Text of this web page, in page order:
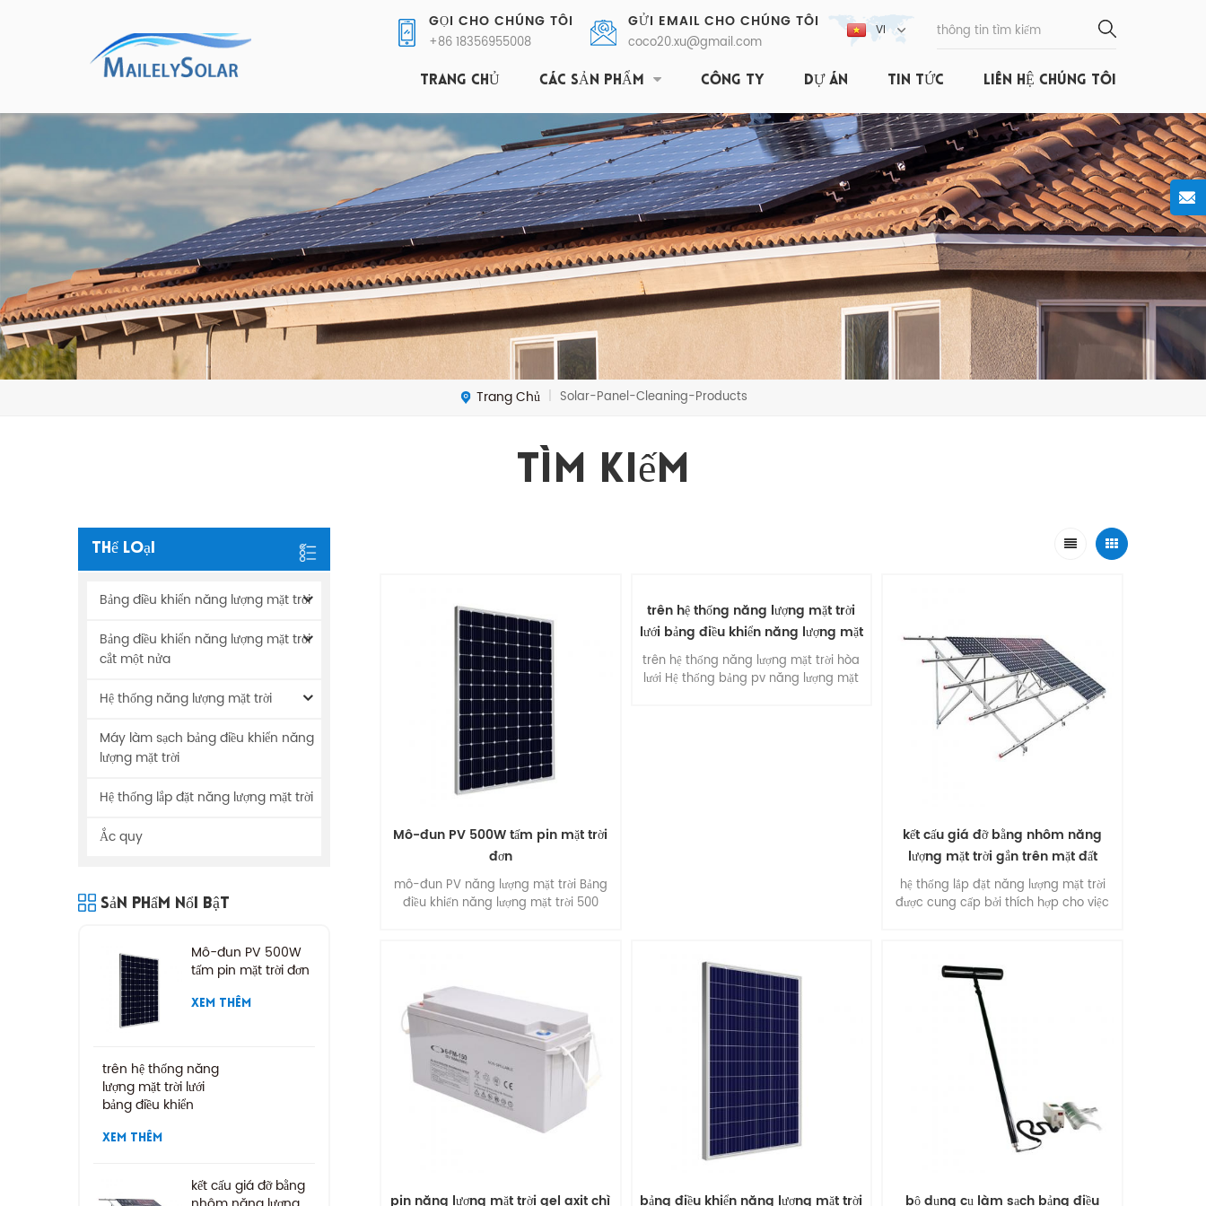
VI
GỌI CHO CHÚNG TÔI
+86 18356955008
GỬI EMAIL CHO CHÚNG TÔI
coco20.xu@gmail.com
TRANG CHỦ CÁC SẢN PHẨM CÔNG TY DỰ ÁN TIN TỨC LIÊN HỆ CHÚNG TÔI
Trang Chủ | Solar-Panel-Cleaning-Products
Tìm Kiếm
Thể Loại
Bảng điều khiển năng lượng mặt trời
Bảng điều khiển năng lượng mặt trời
cắt một nửa
Hệ thống năng lượng mặt trời
Máy làm sạch bảng điều khiển năng
lượng mặt trời
Hệ thống lắp đặt năng lượng mặt trời
Ắc quy
Sản Phẩm Nổi Bật
Mô-đun PV 500W
tấm pin mặt trời đơn
XEM THÊM
trên hệ thống năng
lượng mặt trời lưới
bảng điều khiển
XEM THÊM
kết cấu giá đỡ bằng
Mô-đun PV 500W tấm pin mặt trời
đơn
mô-đun PV năng lượng mặt trời Bảng
điều khiển năng lượng mặt trời 500
trên hệ thống năng lượng mặt trời
lưới bảng điều khiển năng lượng mặt
trời
trên hệ thống năng lượng mặt trời hòa
lưới Hệ thống bảng pv năng lượng mặt
kết cấu giá đỡ bằng nhôm năng
lượng mặt trời gắn trên mặt đất
hệ thống lắp đặt năng lượng mặt trời
được cung cấp bởi thích hợp cho việc
và độ chính xác , hiệu suất môi trường
đặc biệt , chất lượng suprtb .
pin năng lượng mặt trời gel axit chì
bảng điều khiển năng lượng mặt trời
bộ dụng cụ làm sạch bảng điều